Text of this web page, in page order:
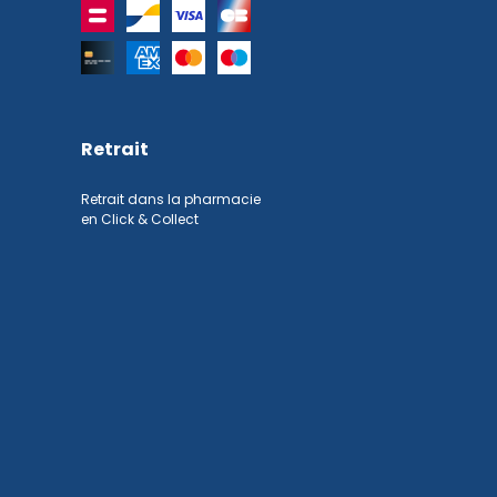
Retrait
Retrait dans la pharmacie
en Click & Collect